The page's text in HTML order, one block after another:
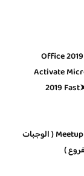
Office
Activate
2019
منيو ميت اب Meetup ( الوجبات
)